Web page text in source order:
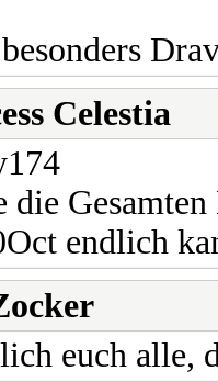
Celestia
die
endlich
euch alle,